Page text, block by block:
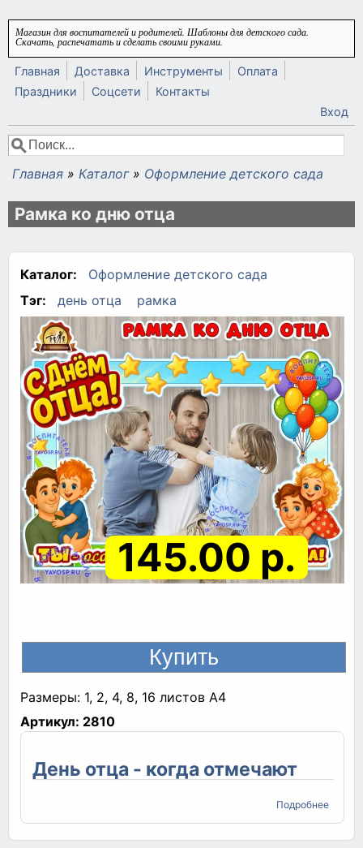
Перейти к основному содержанию
Магазин для воспитателей и родителей. Шаблоны для детского сада.
Скачать, распечатать и сделать своими руками.
Главная Доставка Инструменты
Оплата
Праздники
Соцсети
Контакты
Вход
Форма поиска
Поиск
Вы здесь
Главная » Каталог » Оформление детского сада
Рамка ко дню отца
Каталог:
Оформление детского сада
Тэг:
день отца рамка
145.00 р.
Размеры: 1, 2, 4, 8, 16 листов A4
Артикул: 2810
День отца - когда отмечают
Подробнее
отца -